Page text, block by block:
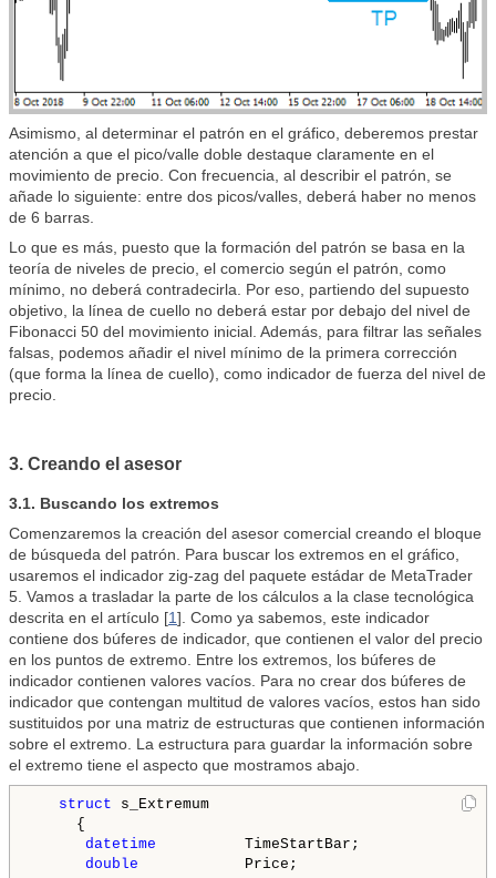
Asimismo, al determinar el patrón en el gráfico, deberemos prestar
atención a que el pico/valle doble destaque claramente en el
movimiento de precio. Con frecuencia, al describir el patrón, se
añade lo siguiente: entre dos picos/valles, deberá haber no menos
de 6 barras.
Lo que es más, puesto que la formación del patrón se basa en la
teoría de niveles de precio, el comercio según el patrón, como
mínimo, no deberá contradecirla. Por eso, partiendo del supuesto
objetivo, la línea de cuello no deberá estar por debajo del nivel de
Fibonacci 50 del movimiento inicial. Además, para filtrar las señales
falsas, podemos añadir el nivel mínimo de la primera corrección
(que forma la línea de cuello), como indicador de fuerza del nivel de
precio.
3. Creando el asesor
3.1. Buscando los extremos
Comenzaremos la creación del asesor comercial creando el bloque
de búsqueda del patrón. Para buscar los extremos en el gráfico,
usaremos el indicador zig-zag del paquete estádar de MetaTrader
5. Vamos a trasladar la parte de los cálculos a la clase tecnológica
descrita en el artículo [1]. Como ya sabemos, este indicador
contiene dos búferes de indicador, que contienen el valor del precio
en los puntos de extremo. Entre los extremos, los búferes de
indicador contienen valores vacíos. Para no crear dos búferes de
indicador que contengan multitud de valores vacíos, estos han sido
sustituidos por una matriz de estructuras que contienen información
sobre el extremo. La estructura para guardar la información sobre
el extremo tiene el aspecto que mostramos abajo.
struct s_Extremum
{
datetime TimeStartBar;
double Price;